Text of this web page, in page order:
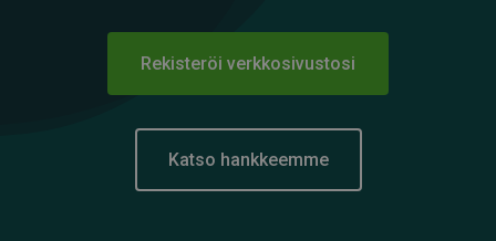
Rekisteröi verkkosivustosi
Katso hankkeemme